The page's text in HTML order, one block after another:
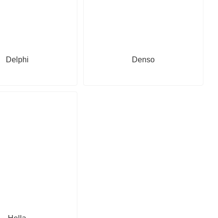
Delphi Denso